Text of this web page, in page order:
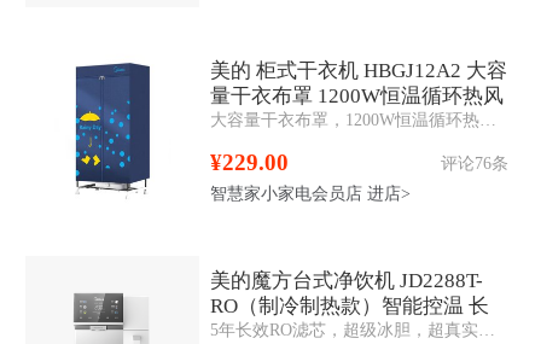
美的 柜式干衣机 HBGJ12A2 大容
量干衣布罩 1200W恒温循环热风
¥229.00
评论76条
智慧家小家电会员店 进店>
美的魔方台式净饮机 JD2288T-
RO（制冷制热款）智能控温 长
效RO膜 智控